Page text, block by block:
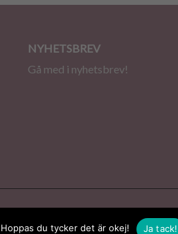
NYHETSBREV
Gå med i nyhetsbrev!
du tycker det är okej! Ja tack!